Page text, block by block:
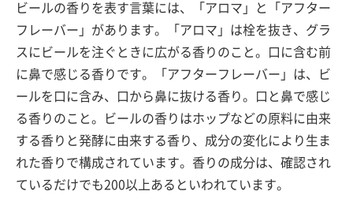
ビールの香りを表す言葉には、「アロマ」と「アフター
フレーバー」があります。「アロマ」は栓を抜き、グラ
スにビールを注ぐときに広がる香りのこと。口に含む前
に鼻で感じる香りです。「アフターフレーバー」は、ビ
ールを口に含み、口から鼻に抜ける香り。口と鼻で感じ
る香りのこと。ビールの香りはホップなどの原料に由来
する香りと発酵に由来する香り、成分の変化により生ま
れた香りで構成されています。香りの成分は、確認され
ているだけでも200以上あるといわれています。